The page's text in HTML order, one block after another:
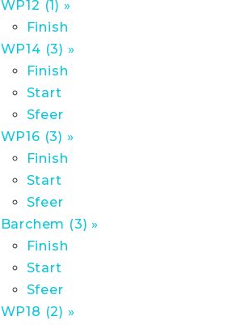
WP12 (1) »
Finish
WP14 (3) »
Finish
Start
Sfeer
WP16 (3) »
Finish
Start
Sfeer
Barchem (3) »
Finish
Start
Sfeer
WP18 (2) »